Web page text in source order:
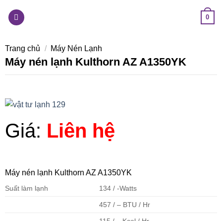
0
Trang chủ / Máy Nén Lạnh
Máy nén lạnh Kulthorn AZ A1350YK
Giá: Liên hệ
Máy nén lạnh Kulthorn AZ A1350YK
Suất làm lạnh 134 / -Watts
457 / – BTU / Hr